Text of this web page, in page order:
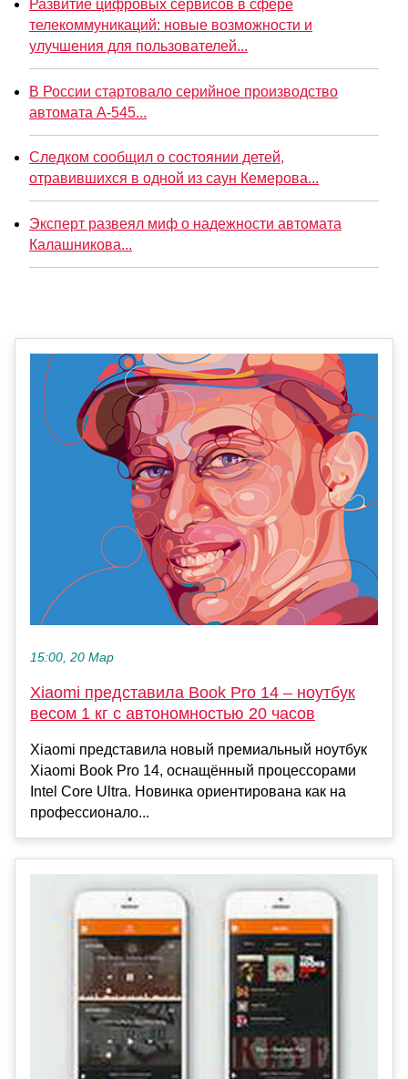
Развитие цифровых сервисов в сфере
телекоммуникаций: новые возможности и
улучшения для пользователей...
В России стартовало серийное производство
автомата А-545...
Следком сообщил о состоянии детей,
отравившихся в одной из саун Кемерова...
Эксперт развеял миф о надежности автомата
Калашникова...
15:00, 20 Мар
Xiaomi представила Book Pro 14 – ноутбук
весом 1 кг с автономностью 20 часов
Xiaomi представила новый премиальный ноутбук
Xiaomi Book Pro 14, оснащённый процессорами
Intel Core Ultra. Новинка ориентирована как на
профессионало...